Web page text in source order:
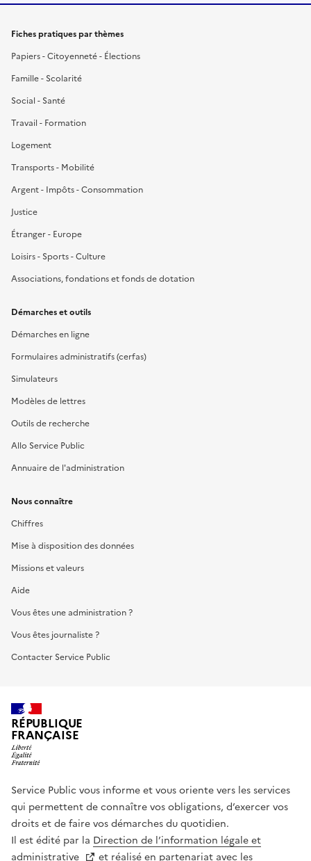
Fiches pratiques par thèmes
Papiers - Citoyenneté - Élections
Famille - Scolarité
Social - Santé
Travail - Formation
Logement
Transports - Mobilité
Argent - Impôts - Consommation
Justice
Étranger - Europe
Loisirs - Sports - Culture
Associations, fondations et fonds de dotation
Démarches et outils
Démarches en ligne
Formulaires administratifs (cerfas)
Simulateurs
Modèles de lettres
Outils de recherche
Allo Service Public
Annuaire de l'administration
Nous connaître
Chiffres
Mise à disposition des données
Missions et valeurs
Aide
Vous êtes une administration ?
Vous êtes journaliste ?
Contacter Service Public
RÉPUBLIQUE
FRANÇAISE
Service Public vous informe et vous oriente vers les services
qui permettent de connaître vos obligations, d’exercer vos
droits et de faire vos démarches du quotidien.
Il est édité par la Direction de l’information légale et
administrative
et réalisé en partenariat avec les